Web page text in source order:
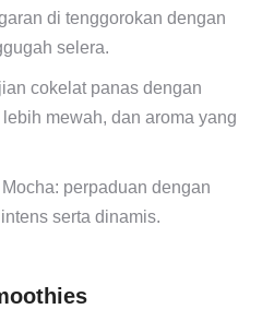
di tenggorokan dengan
selera.
cokelat panas dengan
mewah, dan aroma yang
perpaduan dengan
serta dinamis.